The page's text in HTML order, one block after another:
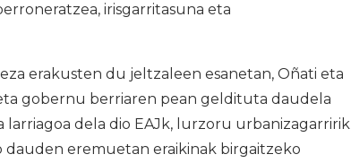
irisgarritasuna eta
erakusten du jeltzaleen esanetan, Oñati eta
gobernu berriaren pean geldituta daudela
dela dio EAJk, lurzoru urbanizagarririk
dauden eremuetan eraikinak birgaitzeko